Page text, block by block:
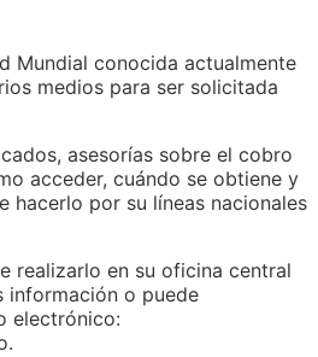
Mundial conocida actualmente
medios para ser solicitada
asesorías sobre el cobro
acceder, cuándo se obtiene y
hacerlo por su líneas nacionales
realizarlo en su oficina central
información o puede
electrónico: